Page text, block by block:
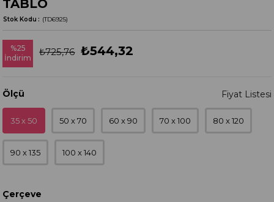
TABLO
(TD6925)
Stok Kodu
%25
İndirim
₺725,76 ₺544,32
Ölçü
35 x 50 50 x 70 60 x 90 70 x 100 80 x 120
90 x 135 100 x 140
Çerçeve